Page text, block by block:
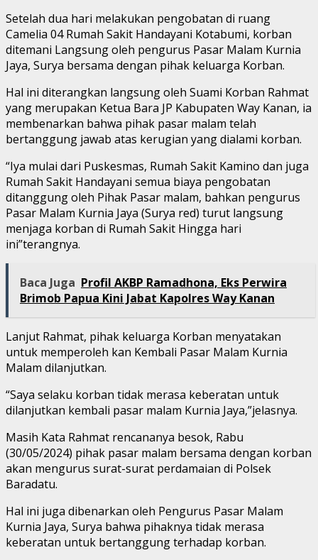
Setelah dua hari melakukan pengobatan di ruang
Camelia 04 Rumah Sakit Handayani Kotabumi, korban
ditemani Langsung oleh pengurus Pasar Malam Kurnia
Jaya, Surya bersama dengan pihak keluarga Korban.
Hal ini diterangkan langsung oleh Suami Korban Rahmat
yang merupakan Ketua Bara JP Kabupaten Way Kanan, ia
membenarkan bahwa pihak pasar malam telah
bertanggung jawab atas kerugian yang dialami korban.
“Iya mulai dari Puskesmas, Rumah Sakit Kamino dan juga
Rumah Sakit Handayani semua biaya pengobatan
ditanggung oleh Pihak Pasar malam, bahkan pengurus
Pasar Malam Kurnia Jaya (Surya red) turut langsung
menjaga korban di Rumah Sakit Hingga hari
ini”terangnya.
Baca Juga Profil AKBP Ramadhona, Eks Perwira
Brimob Papua Kini Jabat Kapolres Way Kanan
Lanjut Rahmat, pihak keluarga Korban menyatakan
untuk memperoleh kan Kembali Pasar Malam Kurnia
Malam dilanjutkan.
“Saya selaku korban tidak merasa keberatan untuk
dilanjutkan kembali pasar malam Kurnia Jaya,”jelasnya.
Masih Kata Rahmat rencananya besok, Rabu
(30/05/2024) pihak pasar malam bersama dengan korban
akan mengurus surat-surat perdamaian di Polsek
Baradatu.
Hal ini juga dibenarkan oleh Pengurus Pasar Malam
Kurnia Jaya, Surya bahwa pihaknya tidak merasa
keberatan untuk bertanggung terhadap korban.